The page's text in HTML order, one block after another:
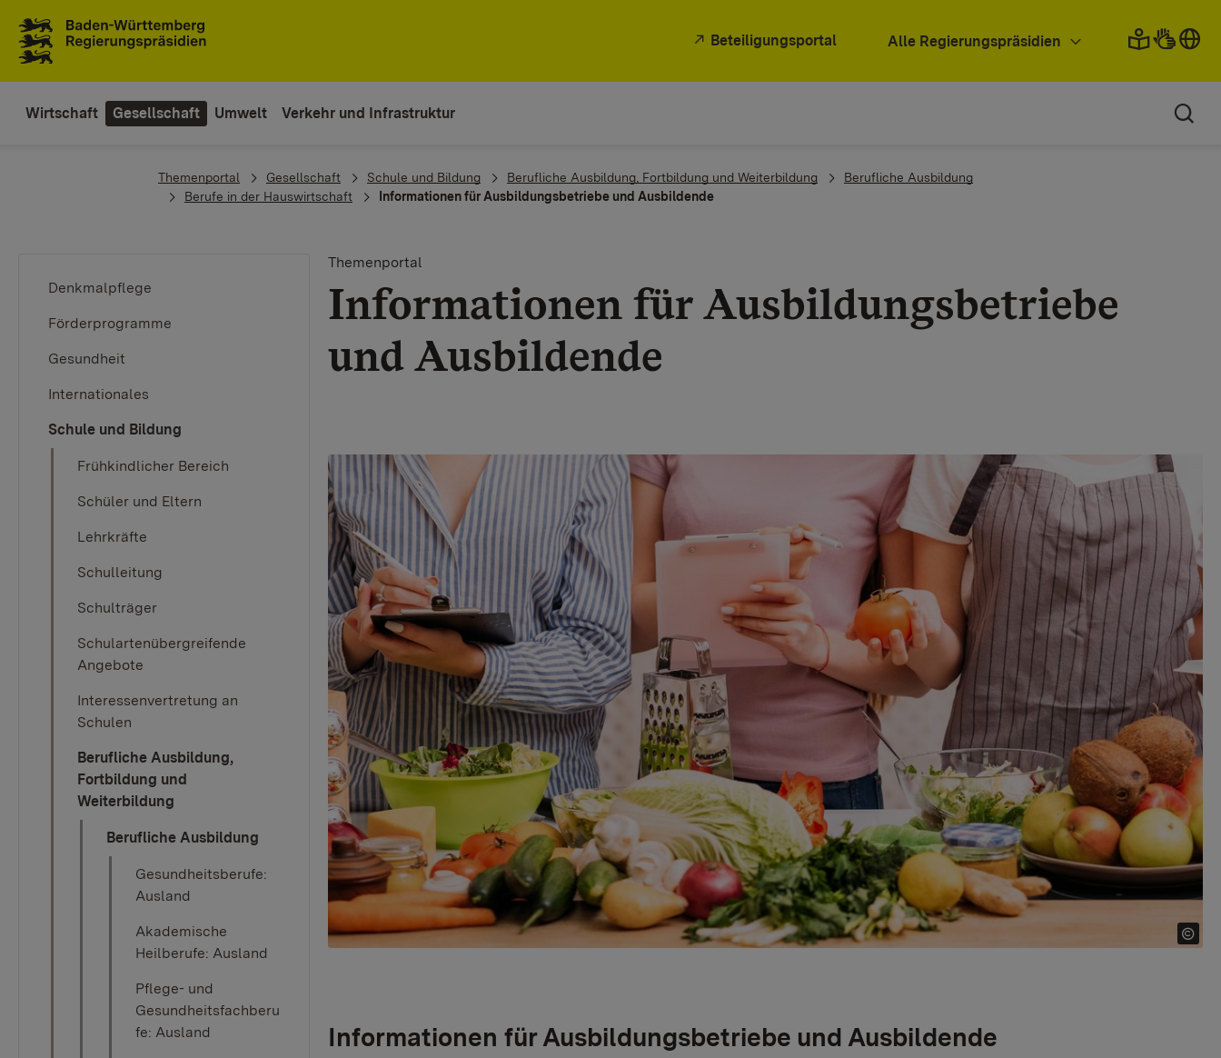
Beteiligungsportal Alle Regierungspräsidien
Wirtschaft Gesellschaft Umwelt Verkehr und Infrastruktur
You are here:
Themenportal Gesellschaft Schule und Bildung Berufliche Ausbildung, Fortbildung und Weiterbildung
Berufliche Ausbildung
Berufe in der Hauswirtschaft
Informationen für Ausbildungsbetriebe und Ausbildende
Denkmalpflege
Förderprogramme
Gesundheit
Internationales
Schule und Bildung
Frühkindlicher Bereich
Schüler und Eltern
Lehrkräfte
Schulleitung
Schulträger
Schulartenübergreifende
Angebote
Interessenvertretung an
Schulen
Berufliche Ausbildung,
Fortbildung und
Weiterbildung
Berufliche Ausbildung
Gesundheitsberufe:
Ausland
Akademische
Heilberufe: Ausland
Pflege- und
Gesundheitsfachberu
fe: Ausland
Themenportal
Informationen für Ausbildungsbetriebe
und Ausbildende
Informationen für Ausbildungsbetriebe und Ausbildende